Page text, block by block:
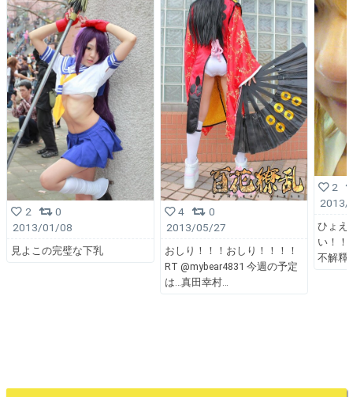
2
0
2013/01/08
見よこの完璧な下乳
4
0
2013/05/27
おしり！！！おしり！！！！
RT @mybear4831 今週の予定
は…真田幸村
2
2013/
ひょえ
い！！
不解釋